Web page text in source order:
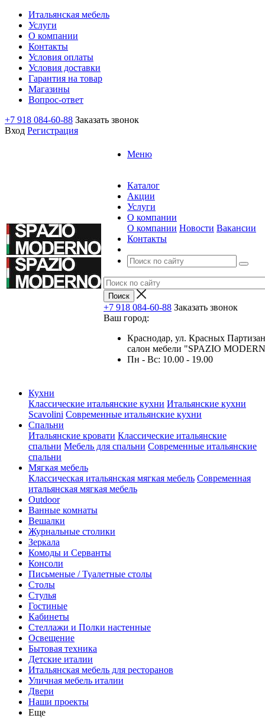
Итальянская мебель
Услуги
О компании
Контакты
Условия оплаты
Условия доставки
Гарантия на товар
Магазины
Вопрос-ответ
+7 918 084-60-88 Заказать звонок
Вход Регистрация
Меню
Каталог
Акции
Услуги
О компании
О компании Новости Вакансии
Контакты
+7 918 084-60-88 Заказать звонок
Ваш город:
Краснодар, ул. Красных
салон мебели "SPAZIO
Пн - Вс: 10.00 - 19.00
Кухни
Классические итальянские кухни Итальянские кухни
Scavolini Современные итальянские кухни
Спальни
Итальянские кровати Классические итальянские
спальни Мебель для спальни Современные итальянские
спальни
Мягкая мебель
Классическая итальянская мягкая мебель Современная
итальянская мягкая мебель
Outdoor
Ванные комнаты
Вешалки
Журнальные столики
Зеркала
Комоды и Серванты
Консоли
Письменые / Туалетные столы
Столы
Стулья
Гостиные
Кабинеты
Стеллажи и Полки настенные
Освещение
Бытовая техника
Детские италии
Итальянская мебель для ресторанов
Уличная мебель италии
Двери
Наши проекты
Еще